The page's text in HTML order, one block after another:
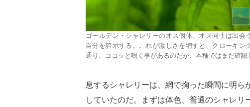
ゴールデン・シャレリーのオス個体。オス同士は出会
自分を誇示する。これが激しさを増すと、クローキン
通り、ココッと鳴く事があるのだが、本種ではまだ確認
息するシャレリーは、網で掬った瞬間に明
していたのだ。まずは体色、普通のシャレ